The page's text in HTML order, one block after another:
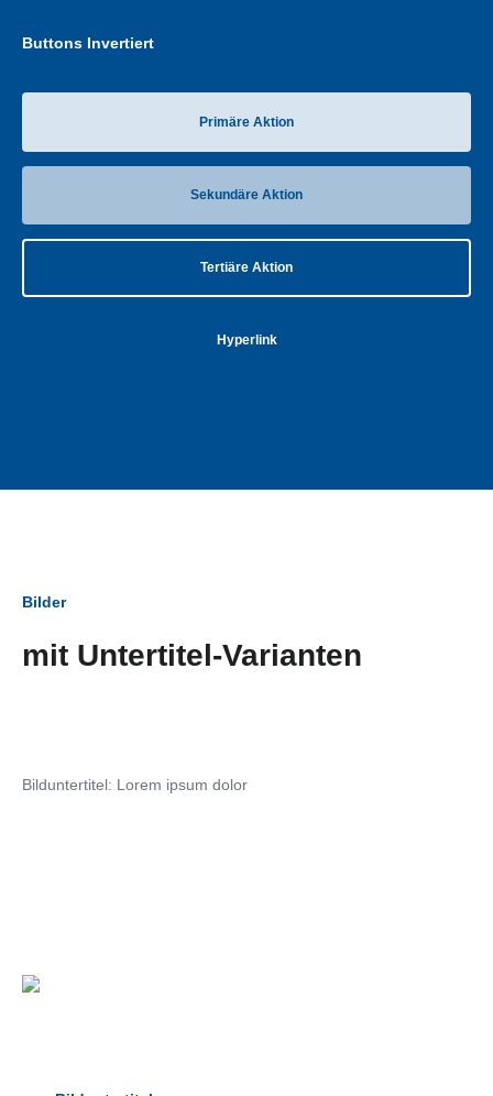
Buttons Invertiert
Primäre Aktion
Sekundäre Aktion
Tertiäre Aktion
Hyperlink
Bilder
mit Untertitel-Varianten
Bilduntertitel: Lorem ipsum dolor